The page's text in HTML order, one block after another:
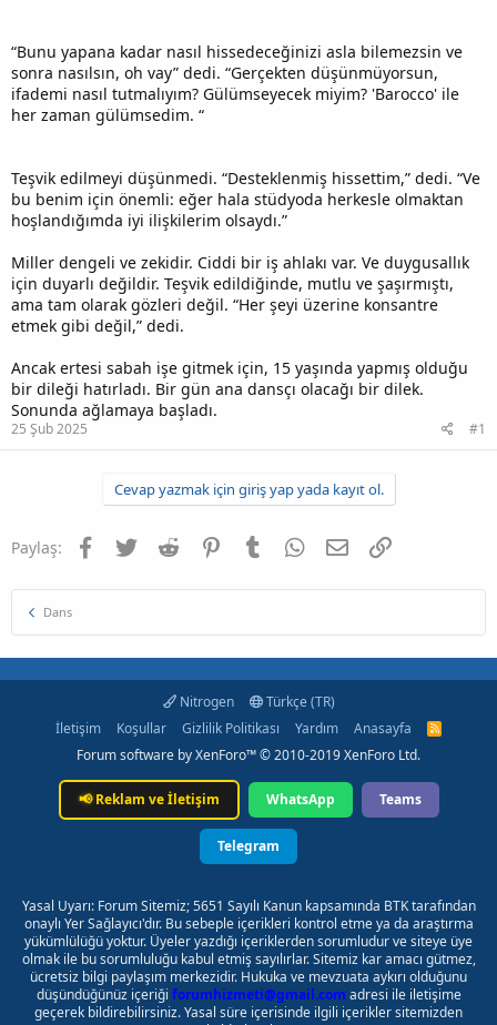
“Bunu yapana kadar nasıl hissedeceğinizi asla bilemezsin ve
sonra nasılsın, oh vay” dedi. “Gerçekten düşünmüyorsun,
ifademi nasıl tutmalıyım? Gülümseyecek miyim? 'Barocco' ile
her zaman gülümsedim. “
Teşvik edilmeyi düşünmedi. “Desteklenmiş hissettim,” dedi. “Ve
bu benim için önemli: eğer hala stüdyoda herkesle olmaktan
hoşlandığımda iyi ilişkilerim olsaydı.”
Miller dengeli ve zekidir. Ciddi bir iş ahlakı var. Ve duygusallık
için duyarlı değildir. Teşvik edildiğinde, mutlu ve şaşırmıştı,
ama tam olarak gözleri değil. “Her şeyi üzerine konsantre
etmek gibi değil,” dedi.
Ancak ertesi sabah işe gitmek için, 15 yaşında yapmış olduğu
bir dileği hatırladı. Bir gün ana dansçı olacağı bir dilek.
Sonunda ağlamaya başladı.
25 Şub 2025 #1
Cevap yazmak için giriş yap yada kayıt ol.
Paylaş: Facebook
TwitterReddit PinterestTumblrWhatsApp
E-postaLink
Dans
Nitrogen
Türkçe (TR)
İletişim
Koşullar Gizlilik Politikası Yardım Anasayfa
R
S
Forum software by XenForo™© 2010-2019 XenForo Ltd.
📢Reklam ve İletişim WhatsApp Teams
Telegram
Yasal Uyarı: Forum Sitemiz; 5651 Sayılı Kanun kapsamında BTK tarafından
onaylı Yer Sağlayıcı'dır. Bu sebeple içerikleri kontrol etme ya da araştırma
yükümlülüğü yoktur. Üyeler yazdığı içeriklerden sorumludur ve siteye üye
olmak ile bu sorumluluğu kabul etmiş sayılırlar. Sitemiz kar amacı gütmez,
ücretsiz bilgi paylaşım merkezidir. Hukuka ve mevzuata aykırı olduğunu
düşündüğünüz içeriği forumhizmeti@gmail.com adresi ile iletişime
geçerek bildirebilirsiniz. Yasal süre içerisinde ilgili içerikler sitemizden